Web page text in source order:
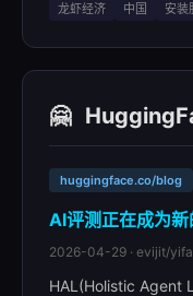
龙虾经济 中国 安装
🤗
huggingface.co/blog
AI评测正在成为
2026-04-29 · evijit/
HAL(Holistic Agent